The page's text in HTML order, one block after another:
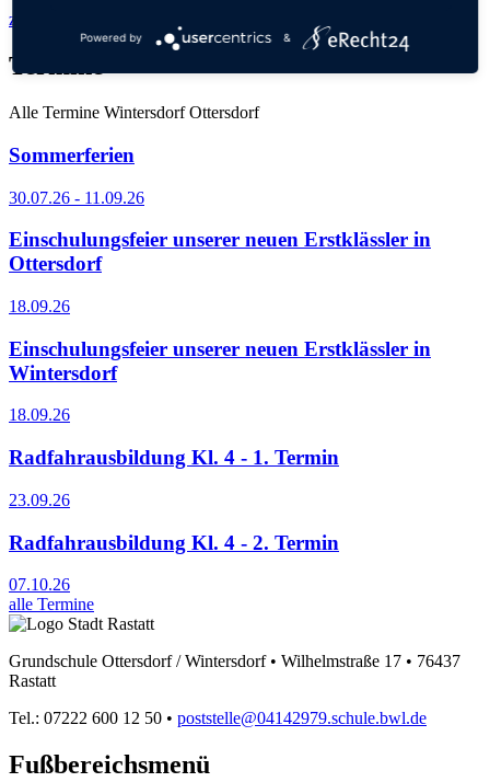
zurück zu allen Meldungen
Termine
Alle Termine Wintersdorf Ottersdorf
Sommerferien
30.07.26 - 11.09.26
Einschulungsfeier unserer neuen Erstklässler in
Ottersdorf
18.09.26
Einschulungsfeier unserer neuen Erstklässler in
Wintersdorf
18.09.26
Radfahrausbildung Kl. 4 - 1. Termin
23.09.26
Radfahrausbildung Kl. 4 - 2. Termin
07.10.26
alle Termine
Grundschule Ottersdorf / Wintersdorf • Wilhelmstraße 17 • 76437
Rastatt
Tel.: 07222 600 12 50 • poststelle@04142979.schule.bwl.de
Fußbereichsmenü
Powered by &